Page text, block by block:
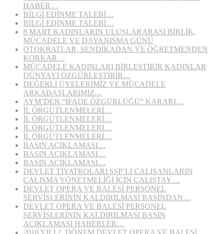
HABER…
BİLGİ EDİNME TALEBİ…
BİLGİ EDİNME TALEBİ…
8 MART KADINLARIN ULUSLARARASI BİRLİK,
MÜCADELE VE DAYANIŞMA GÜNÜ
OTOKRATLAR, SENDİKADAN VE ÖĞRETMENDEN
KORKAR…
MÜCADELE KADINLARI BİRLEŞTİRİR KADINLAR
DÜNYAYI ÖZGÜRLEŞTİRİR…
DEĞERLİ ÜYELERİMİZ VE MÜCADELE
ARKADAŞLARIMIZ…
AYM’DEN “İFADE ÖZGÜRLÜĞÜ” KARARI…
İL ÖRGÜTLENMELERİ…
İL ÖRGÜTLENMELERİ…
İL ÖRGÜTLENMELERİ…
İL ÖRGÜTLENMELERİ…
BASIN AÇIKLAMASI…
BASIN AÇIKLAMASI…
BASIN AÇIKLAMASI…
DEVLET TİYATROLARI SSP’Lİ ÇALIŞANLARIN
ÇALIŞMA YÖNETMELİĞİ İÇİN ÇALIŞTAY…
DEVLET OPERA VE BALESİ PERSONEL
SERVİSLERİNİN KALDIRILMASI BASINDAN…
DEVLET OPERA VE BALESİ PERSONEL
SERVİSLERİNİN KALDIRILMASI BASIN
AÇIKLAMASI HABERLER…
2018 YILI 2. DÖNEM DEVLET OPERA VE BALESİ